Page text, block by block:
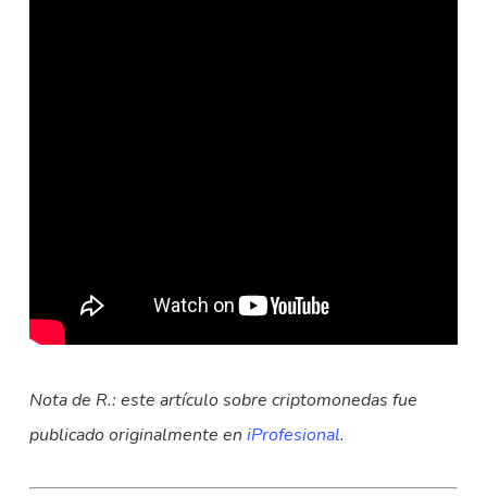
Nota de R.: este artículo sobre criptomonedas fue
publicado originalmente en iProfesional.